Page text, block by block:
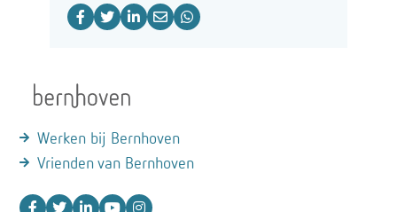
Werken bij Bernhoven
Vrienden van Bernhoven